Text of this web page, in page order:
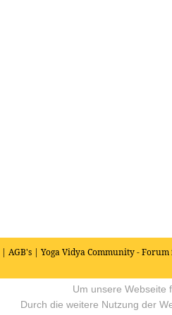
| AGB's | Yoga Vidya Community -
Um unsere Webseite
Durch die weitere Nutzung der